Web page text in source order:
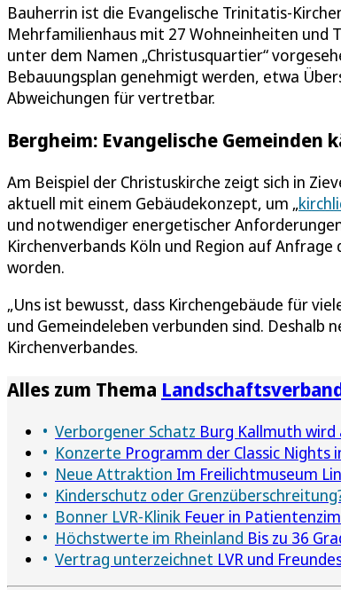
Bauherrin ist die Evangelische Trinitatis-
Mehrfamilienhaus mit 27 Wohneinheiten
unter dem Namen „Christusquartier“
Bebauungsplan genehmigt werden, etwa
Abweichungen für vertretbar.
Bergheim: Evangelische
Am Beispiel der Christuskirche zeigt sich in
aktuell mit einem Gebäudekonzept, um „
und notwendiger energetischer
Kirchenverbands Köln und Region auf
worden.
„Uns ist bewusst, dass Kirchengebäude für
und Gemeindeleben verbunden sind. Deshalb
Kirchenverbandes.
Alles zum Thema
Verborgener Schatz Burg Kallmuth
Konzerte Programm der Classic
Neue Attraktion Im Freilichtmuseum
Kinderschutz oder
Bonner LVR-Klinik Feuer in
Höchstwerte im Rheinland Bis zu 36
Vertrag unterzeichnet LVR und